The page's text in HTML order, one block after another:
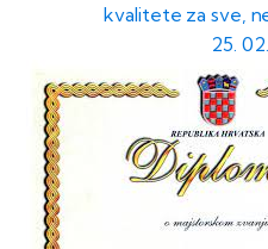
kvalitete za sve,
25.